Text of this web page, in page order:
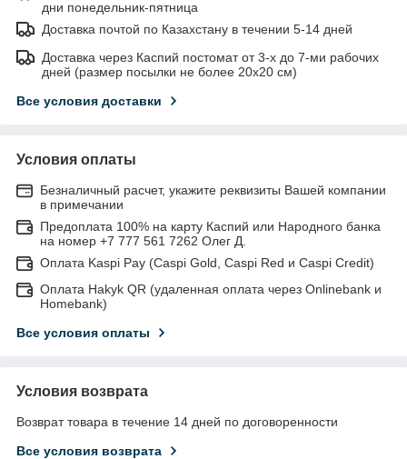
дни понедельник-пятница
Доставка почтой по Казахстану в течении 5-14 дней
Доставка через Каспий постомат от 3-х до 7-ми рабочих
дней (размер посылки не более 20х20 см)
Все условия доставки
Условия оплаты
Безналичный расчет, укажите реквизиты Вашей компании
в примечании
Предоплата 100% на карту Каспий или Народного банка
на номер +7 777 561 7262 Олег Д.
Оплата Kaspi Pay (Caspi Gold, Caspi Red и Caspi Credit)
Оплата Hakyk QR (удаленная оплата через Onlinebank и
Homebank)
Все условия оплаты
Условия возврата
Возврат товара в течение 14 дней по договоренности
Все условия возврата